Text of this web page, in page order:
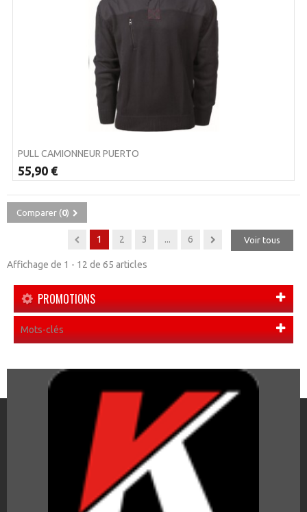
PULL CAMIONNEUR PUERTO
55,90 €
Comparer (0)
Voir tous
1 2 3 ... 6
Affichage de 1 - 12 de 65 articles
PROMOTIONS
Mots-clés